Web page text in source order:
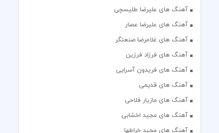
آهنگ های علیرضا طلیسچی
آهنگ های علیرضا عصار
آهنگ های غلامرضا صنعتگر
آهنگ های فرزاد فرزین
آهنگ های فریدون آسرایی
آهنگ های قدیمی
آهنگ های مازیار فلاحی
آهنگ های مجید اخشابی
آهنگ های مجید خراطها